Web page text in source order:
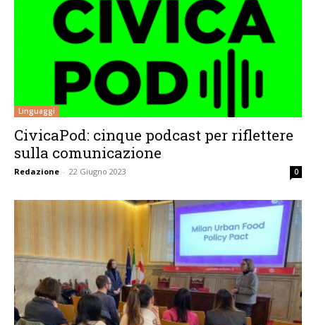
Linguaggi
CivicaPod: cinque podcast per riflettere
sulla comunicazione
Redazione - 22 Giugno 2023 0